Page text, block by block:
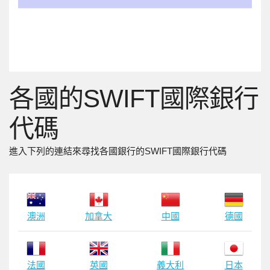
各國的SWIFT國際銀行
代碼
進入下列的連結來尋找各國銀行的SWIFT國際銀行代碼
澳洲 加拿大 中國 德國
法國 英國 義大利 日本